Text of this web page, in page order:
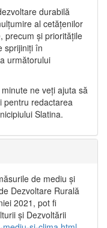
durabilă
al cetățenilor
precum și prioritățile
sprijiniți în
următorului
ne veți ajuta să
pentru redactarea
Slatina.
de mediu și
Dezvoltare Rurală
2021, pot fi
și Dezvoltării